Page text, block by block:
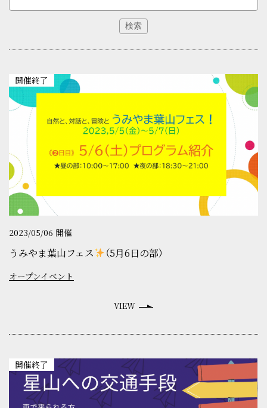
アウトドア・エデュケーション
SynQ Forest 〜対話と共創の森〜
入会案内
イベント
うみやま通信
アクセス
お問い合わせ
ご入会はこちら
星山カレンダー（googleカレンダー）
よくある質問
開催終了
2023/05/06 開催
うみやま葉山フェス （5月6日の部）
オープンイベント
VIEW
開催終了